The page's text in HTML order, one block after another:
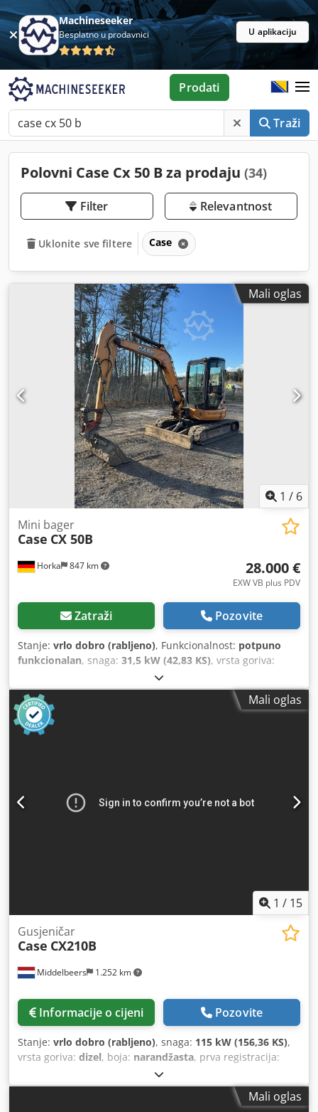
Machineseeker
Besplatno u prodavnici U aplikaciju
Traži
Prodati
Polovni Case Cx 50 B za prodaju (34)
Filter Relevantnost
Uklonite sve filtere Case
Mali oglas
1 / 6
Horka 847 km
Mini bager
Case CX 50B
28.000 €
EXW VB plus PDV
Zatraži Pozovite
Stanje: vrlo dobro (rabljeno), Funkcionalnost: potpuno
funkcionalan, snaga: 31,5 kW (42,83 KS), vrsta goriva:
, ukupna masa:
lanca:60 postotak, Godina izgradnje:2012, radni sati:
4.490 h, Oprema: Mali oglas
1 / 15
Middelbeers 1.252 km
Gusjeničar
Case CX210B
Informacije o cijeni Pozovite
Stanje: vrlo dobro (rabljeno), snaga: 115 kW (156,36 KS),
vrsta goriva: dizel, boja: narandžasta, prva registracija:
2012
Mali oglas